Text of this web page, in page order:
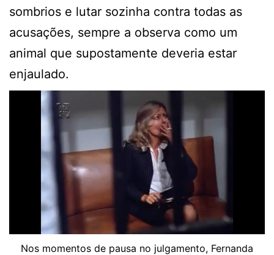
sombrios e lutar sozinha contra todas as
acusações, sempre a observa como um
animal que supostamente deveria estar
enjaulado.
Nos momentos de pausa no julgamento, Fernanda